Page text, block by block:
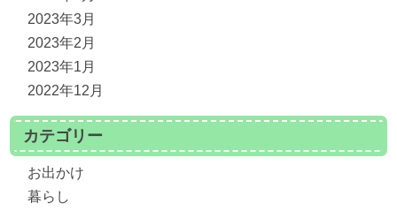
2023年3月
2023年2月
2023年1月
2022年12月
カテゴリー
お出かけ
暮らし